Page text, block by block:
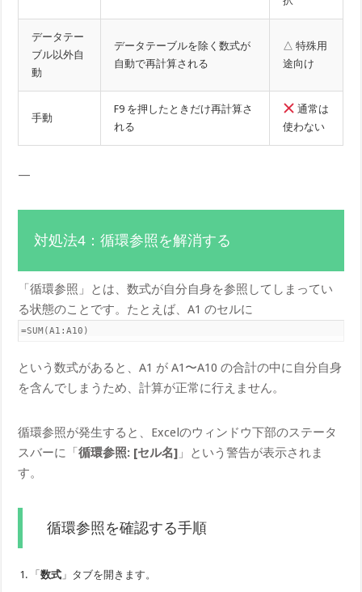
データテー
ブル以外自
動
データテーブルを除く数式が
自動で再計算される
△ 特殊用
途向け
手動
F9 を押したときだけ再計算さ
れる
通常は
使わない
—
対処法4：循環参照を解消する
「循環参照」とは、数式が自分自身を参照してしまってい
る状態のことです。たとえば、A1 のセルに
=SUM(A1:A10)
という数式があると、A1 が A1〜A10 の合計の中に自分自身
を含んでしまうため、計算が正常に行えません。
循環参照が発生すると、Excelのウィンドウ下部のステータ
スバーに「循環参照: [セル名] 」という警告が表示されま
す。
循環参照を確認する手順
「数式 」タブを開きます。